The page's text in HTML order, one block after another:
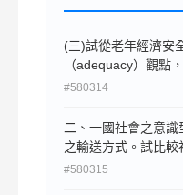
(三)試從老年經濟安
（adequacy）觀點
慮，並提出至少兩項
#580314
二、一國社會之意
之輸送方式。試比
democracy）與新自
#580315